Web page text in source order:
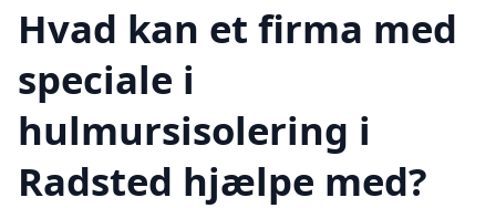
Hvad kan et firma med
speciale i
hulmursisolering i
Radsted hjælpe med?